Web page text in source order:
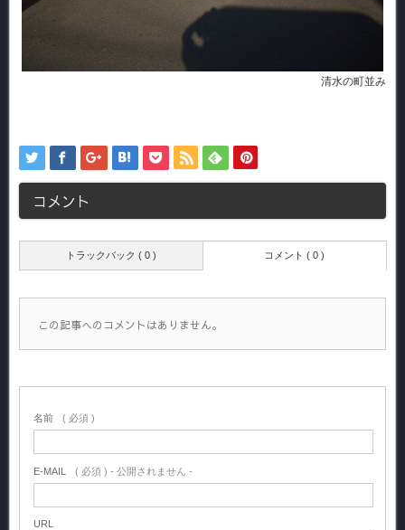
清水の町並み
コメント
トラックバック ( 0 ) コメント ( 0 )
この記事へのコメントはありません。
名前 ( 必須 )
E-MAIL ( 必須 ) - 公開されません -
URL